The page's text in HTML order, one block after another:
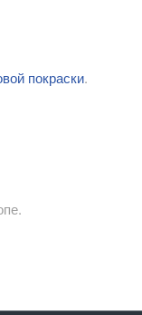
покраски.